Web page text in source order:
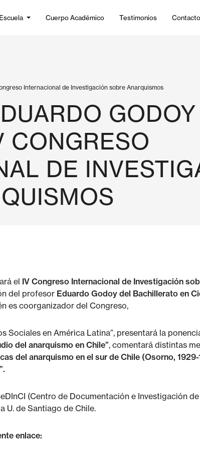
Escuela Cuerpo Académico Testimonios Contacto
Internacional de Investigación sobre Anarquismos
CONGRESO
DE
el IV Congreso Internacional de Investigación
del profesor Eduardo Godoy del Bachillerato en
es coorganizador del Congreso,
Sociales en América Latina”, presentará la
del anarquismo en Chile”, comentará distintas
del anarquismo en el sur de Chile (Osorno,
(Centro de Documentación e Investigación
U. de Santiago de Chile.
enlace: